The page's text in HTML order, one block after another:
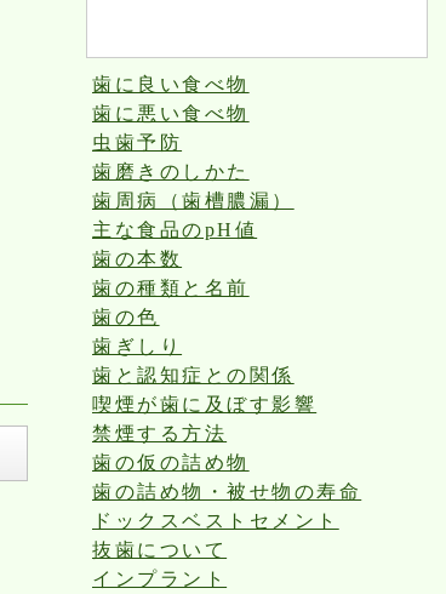
歯に良い食べ物
歯に悪い食べ物
虫歯予防
歯磨きのしかた
歯周病（歯槽膿漏）
主な食品のpH値
歯の本数
歯の種類と名前
歯の色
歯ぎしり
歯と認知症との関係
喫煙が歯に及ぼす影響
禁煙する方法
歯の仮の詰め物
歯の詰め物・被せ物の寿命
ドックスベストセメント
抜歯について
インプラント